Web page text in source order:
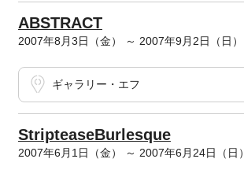
ABSTRACT
2007年8月3日（金） ～ 2007年9月2日（日）
ギャラリー・エフ
StripteaseBurlesque
2007年6月1日（金） ～ 2007年6月24日（日）